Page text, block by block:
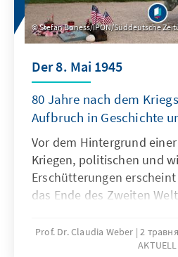
Stefan Boness/IPON/Süddeutsche
Der 8. Mai 1945
80 Jahre nach dem
Aufbruch in Geschichte
Vor dem Hintergrund
Kriegen, politischen und
Erschütterungen
das Ende des Zweiten
die Schrecken dieser Zeit
einem neuen Krieg
Prof. Dr. Claudia Weber 2
AKTUELL